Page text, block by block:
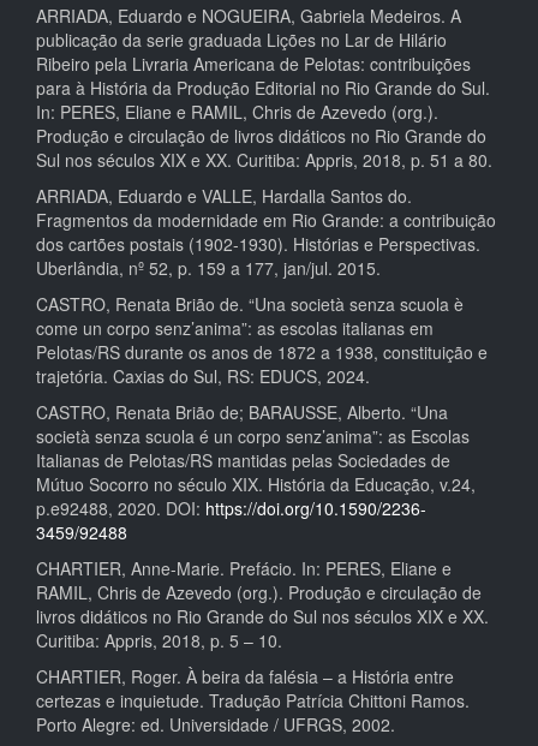
ARRIADA, Eduardo e NOGUEIRA, Gabriela Medeiros. A
publicação da serie graduada Lições no Lar de Hilário
Ribeiro pela Livraria Americana de Pelotas: contribuições
para à História da Produção Editorial no Rio Grande do Sul.
In: PERES, Eliane e RAMIL, Chris de Azevedo (org.).
Produção e circulação de livros didáticos no Rio Grande do
Sul nos séculos XIX e XX. Curitiba: Appris, 2018, p. 51 a 80.
ARRIADA, Eduardo e VALLE, Hardalla Santos do.
Fragmentos da modernidade em Rio Grande: a contribuição
dos cartões postais (1902-1930). Histórias e Perspectivas.
Uberlândia, nº 52, p. 159 a 177, jan/jul. 2015.
CASTRO, Renata Brião de. “Una società senza scuola è
come un corpo senz’anima”: as escolas italianas em
Pelotas/RS durante os anos de 1872 a 1938, constituição e
trajetória. Caxias do Sul, RS: EDUCS, 2024.
CASTRO, Renata Brião de; BARAUSSE, Alberto. “Una
società senza scuola é un corpo senz’anima”: as Escolas
Italianas de Pelotas/RS mantidas pelas Sociedades de
Mútuo Socorro no século XIX. História da Educação, v.24,
p.e92488, 2020. DOI: https://doi.org/10.1590/2236-
3459/92488
CHARTIER, Anne-Marie. Prefácio. In: PERES, Eliane e
RAMIL, Chris de Azevedo (org.). Produção e circulação de
livros didáticos no Rio Grande do Sul nos séculos XIX e XX.
Curitiba: Appris, 2018, p. 5 – 10.
CHARTIER, Roger. À beira da falésia – a História entre
certezas e inquietude. Tradução Patrícia Chittoni Ramos.
Porto Alegre: ed. Universidade / UFRGS, 2002.